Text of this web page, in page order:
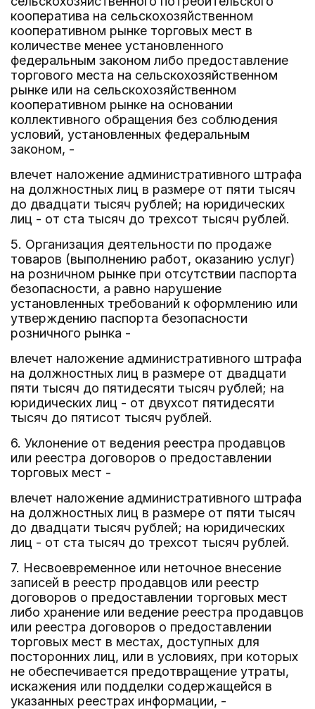
кооператива на сельскохозяйственном
кооперативном рынке торговых мест в
количестве менее установленного
федеральным законом либо предоставление
торгового места на сельскохозяйственном
рынке или на сельскохозяйственном
кооперативном рынке на основании
коллективного обращения без соблюдения
условий, установленных федеральным
законом, -
влечет наложение административного штрафа
на должностных лиц в размере от пяти тысяч
до двадцати тысяч рублей; на юридических
лиц - от ста тысяч до трехсот тысяч рублей.
5. Организация деятельности по продаже
товаров (выполнению работ, оказанию услуг)
на розничном рынке при отсутствии паспорта
безопасности, а равно нарушение
установленных требований к оформлению или
утверждению паспорта безопасности
розничного рынка -
влечет наложение административного штрафа
на должностных лиц в размере от двадцати
пяти тысяч до пятидесяти тысяч рублей; на
юридических лиц - от двухсот пятидесяти
тысяч до пятисот тысяч рублей.
6. Уклонение от ведения реестра продавцов
или реестра договоров о предоставлении
торговых мест -
влечет наложение административного штрафа
на должностных лиц в размере от пяти тысяч
до двадцати тысяч рублей; на юридических
лиц - от ста тысяч до трехсот тысяч рублей.
7. Несвоевременное или неточное внесение
записей в реестр продавцов или реестр
договоров о предоставлении торговых мест
либо хранение или ведение реестра продавцов
или реестра договоров о предоставлении
торговых мест в местах, доступных для
посторонних лиц, или в условиях, при которых
не обеспечивается предотвращение утраты,
искажения или подделки содержащейся в
указанных реестрах информации, -